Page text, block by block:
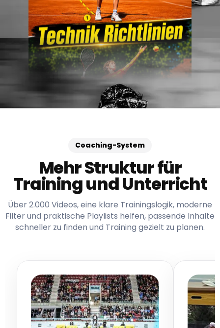
Coaching-System
Mehr Struktur für
Training und Unterricht
Über 2.000 Videos, eine klare Trainingslogik, moderne
Filter und praktische Playlists helfen, passende Inhalte
schneller zu finden und Training gezielt zu planen.